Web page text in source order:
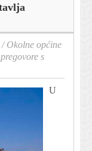
/Okolne općine
s
U